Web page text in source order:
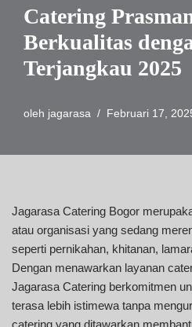
Catering
Berkualitas
Terjangkau 2025
oleh jagarasa Februari 17,
Jagarasa Catering Bogor
atau organisasi yang sedang
seperti pernikahan, khitanan,
Dengan menawarkan layanan
Jagarasa Catering berkomitmen
terasa lebih istimewa tanpa
catering yang ditawarkan